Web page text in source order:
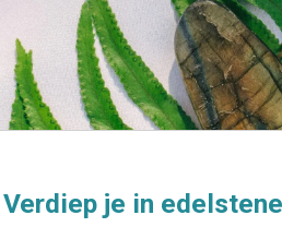
Verdiep je in